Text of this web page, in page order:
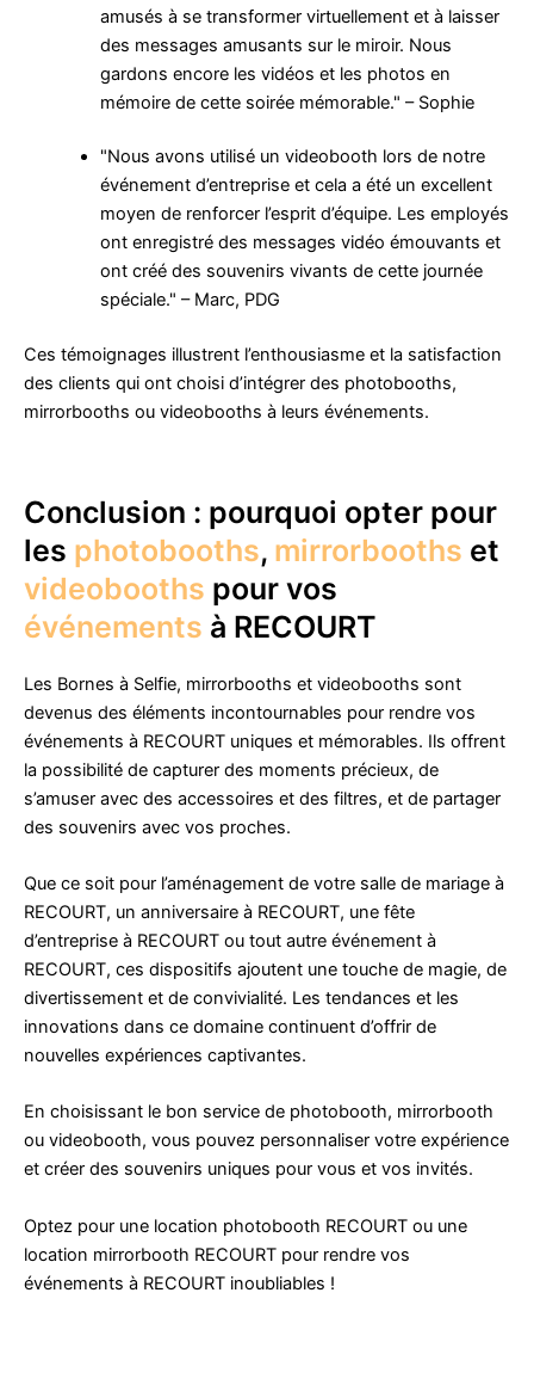
amusés à se transformer virtuellement et à laisser
des messages amusants sur le miroir. Nous
gardons encore les vidéos et les photos en
mémoire de cette soirée mémorable." – Sophie
"Nous avons utilisé un videobooth lors de notre
événement d’entreprise et cela a été un excellent
moyen de renforcer l’esprit d’équipe. Les employés
ont enregistré des messages vidéo émouvants et
ont créé des souvenirs vivants de cette journée
spéciale." – Marc, PDG
Ces témoignages illustrent l’enthousiasme et la satisfaction
des clients qui ont choisi d’intégrer des photobooths,
mirrorbooths ou videobooths à leurs événements.
Conclusion : pourquoi opter pour
les photobooths, mirrorbooths et
videobooths pour vos
événements à RECOURT
Les Bornes à Selfie, mirrorbooths et videobooths sont
devenus des éléments incontournables pour rendre vos
événements à RECOURT uniques et mémorables. Ils offrent
la possibilité de capturer des moments précieux, de
s’amuser avec des accessoires et des filtres, et de partager
des souvenirs avec vos proches.
Que ce soit pour l’aménagement de votre salle de mariage à
RECOURT, un anniversaire à RECOURT, une fête
d’entreprise à RECOURT ou tout autre événement à
RECOURT, ces dispositifs ajoutent une touche de magie, de
divertissement et de convivialité. Les tendances et les
innovations dans ce domaine continuent d’offrir de
nouvelles expériences captivantes.
En choisissant le bon service de photobooth, mirrorbooth
ou videobooth, vous pouvez personnaliser votre expérience
et créer des souvenirs uniques pour vous et vos invités.
Optez pour une location photobooth RECOURT ou une
location mirrorbooth RECOURT pour rendre vos
événements à RECOURT inoubliables !